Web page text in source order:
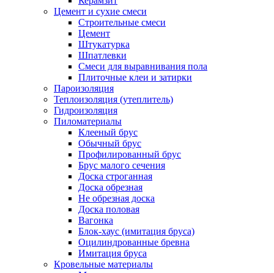
Цемент и сухие смеси
Строительные смеси
Цемент
Штукатурка
Шпатлевки
Смеси для выравнивания пола
Плиточные клеи и затирки
Пароизоляция
Теплоизоляция (утеплитель)
Гидроизоляция
Пиломатериалы
Клееный брус
Обычный брус
Профилированный брус
Брус малого сечения
Доска строганная
Доска обрезная
Не обрезная доска
Доска половая
Вагонка
Блок-хаус (имитация бруса)
Оцилиндрованные бревна
Имитация бруса
Кровельные материалы